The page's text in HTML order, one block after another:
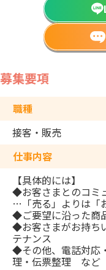
募集要項
職種
接客・販売
仕事内容
【具体的には】
◆お客さまとのコミ
…「売る」よりは「
◆ご要望に沿った商
◆お客さまがお持ち
テナンス
◆その他、電話対応
理・伝票整理 など